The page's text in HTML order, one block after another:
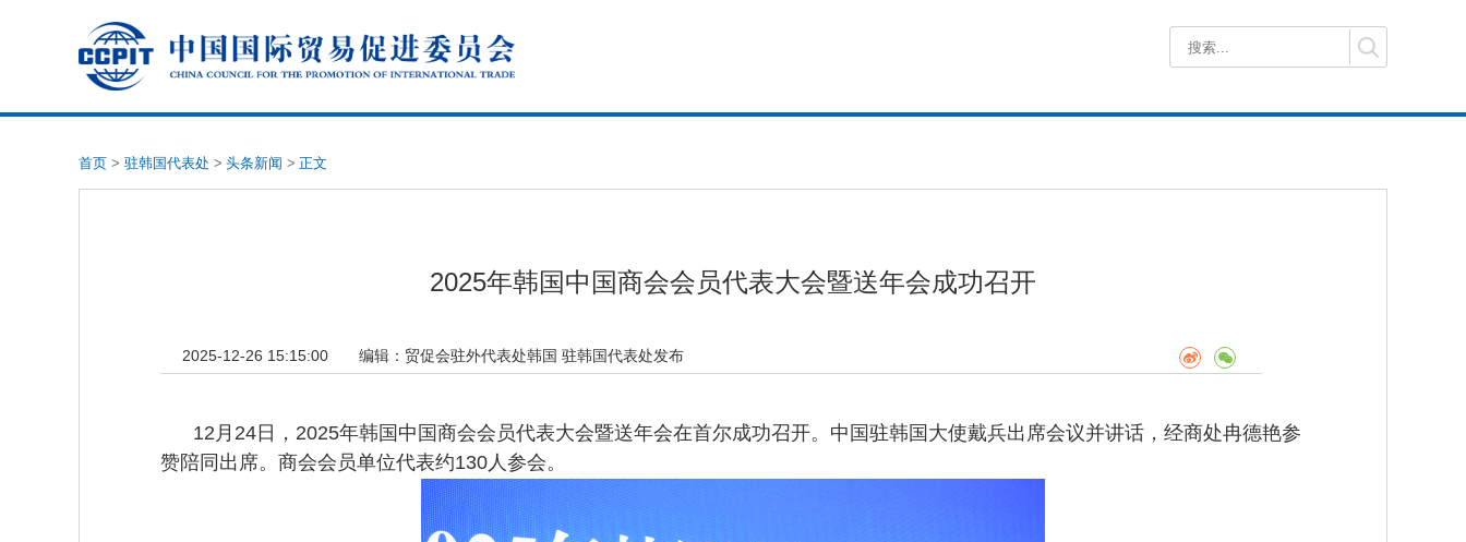
首页 > 驻韩国代表处 > 头条新闻 > 正文
2025年韩国中国商会会员代表大会暨送年会成功召开
2025-12-26 15:15:00 编辑： 贸促会驻外代表处韩国 驻韩国代表处发布
12月24日，2025年韩国中国商会会员代表大会暨送年会在首尔成功召开。中国驻韩国大使戴兵出席会议并讲话，经商处冉德艳参
赞陪同出席。商会会员单位代表约130人参会。